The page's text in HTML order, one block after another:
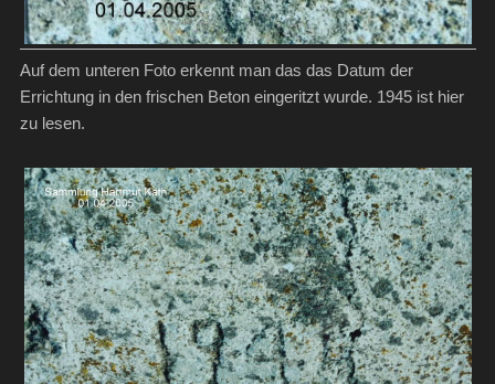
Auf dem unteren Foto erkennt man das das Datum der
Errichtung in den frischen Beton eingeritzt wurde. 1945 ist hier
zu lesen.